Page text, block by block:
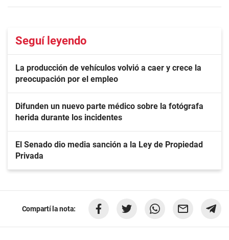
Seguí leyendo
La producción de vehículos volvió a caer y crece la
preocupación por el empleo
Difunden un nuevo parte médico sobre la fotógrafa
herida durante los incidentes
El Senado dio media sanción a la Ley de Propiedad
Privada
Compartí la nota: